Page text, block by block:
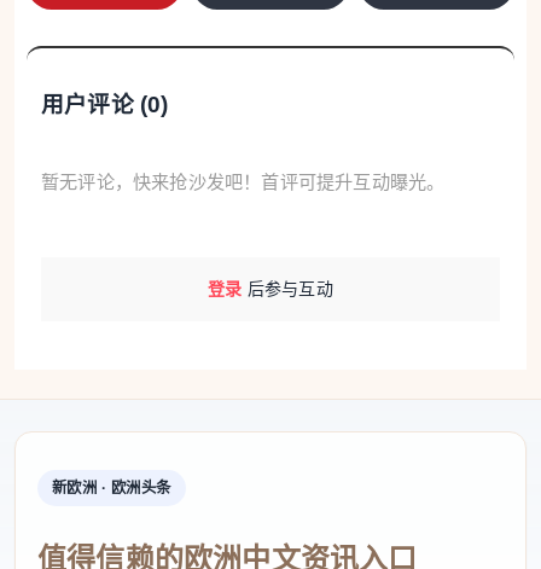
用户评论 (0)
暂无评论，快来抢沙发吧！首评可提升互动曝光。
登录 后参与互动
新欧洲 · 欧洲头条
值得信赖的欧洲中文资讯入口